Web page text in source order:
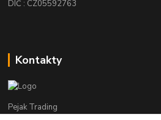
DIČ : CZ05592763
Kontakty
Pejak Trading